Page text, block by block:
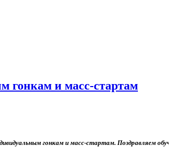
гонкам и масс-стартам
гонкам и масс-стартам. Поздравляем